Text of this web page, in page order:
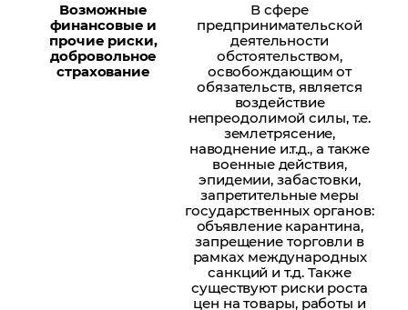
Возможные
финансовые и
прочие риски,
добровольное
страхование
В сфере
предпринимательской
деятельности
обстоятельством,
освобождающим от
обязательств, является
воздействие
непреодолимой силы, т.е.
землетрясение,
наводнение и.т.д., а также
военные действия,
эпидемии, забастовки,
запретительные меры
государственных органов:
объявление карантина,
запрещение торговли в
рамках международных
санкций и т.д. Также
существуют риски роста
цен на товары, работы и